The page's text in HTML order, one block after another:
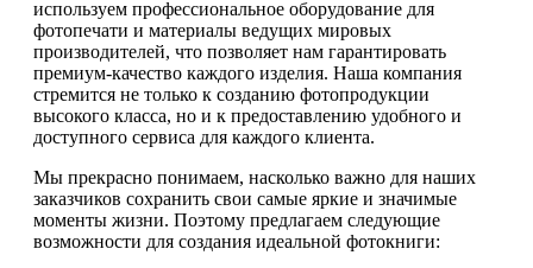
используем профессиональное оборудование для
фотопечати и материалы ведущих мировых
производителей, что позволяет нам гарантировать
премиум-качество каждого изделия. Наша компания
стремится не только к созданию фотопродукции
высокого класса, но и к предоставлению удобного и
доступного сервиса для каждого клиента.
Мы прекрасно понимаем, насколько важно для наших
заказчиков сохранить свои самые яркие и значимые
моменты жизни. Поэтому предлагаем следующие
возможности для создания идеальной фотокниги: